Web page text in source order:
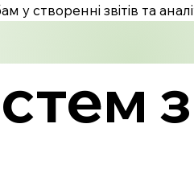
створенні звітів та
з